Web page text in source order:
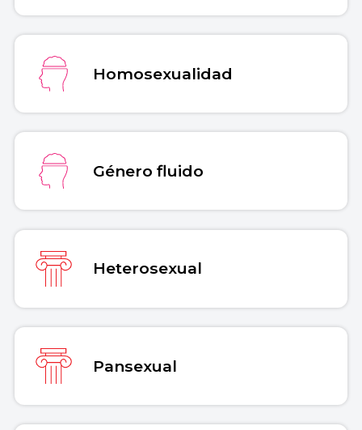
Homosexualidad
Género fluido
Heterosexual
Pansexual